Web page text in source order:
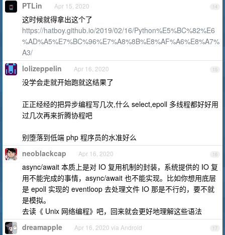
14
PTLin Apr 15, 2020
这时候就得拿出这个了
https://hatboy.github.io/2019/02/16/Python%E5%BC%82%E6
%AD%A5%E7%BC%96%E7%A8%8B%E8%AF%A6%E8%A7%
A3/
15
lolizeppelin Apr 16, 2020
没学会走就开始跑就这结果了
正正经经的把异步编程写几次,什么 select,epoll 多线程都好好用
过几次再来折腾协程吧
别堕落到低端 php 程序员的水准好么
16
neoblackcap Apr 16, 2020
async/await 本质上是对 IO 复用机制的封装，系统提供的 IO 复
用不能完成的事情，async/await 也不能实现。比如你想用底层
是 epoll 实现的 eventloop 去处理文件 IO 那是不行的，要不就
是模拟。
去读《 Unix 网络编程》吧，回来就会更好地理解这些语法
17
dreamapple Apr 16, 2020 via Android